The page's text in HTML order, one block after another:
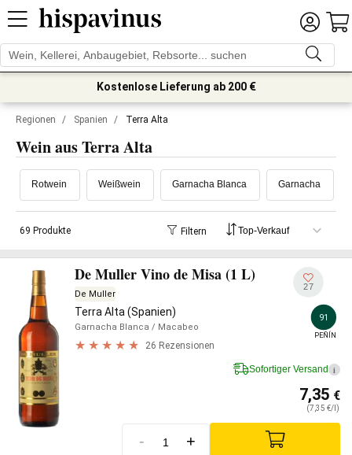
Kostenlose Lieferung ab 200 €
Regionen / Spanien / Terra Alta
Wein aus Terra Alta
Rotwein Weißwein Garnacha Blanca Garnacha
69 Produkte Filtern
De Muller Vino de Misa (1 L)
De Muller
Terra Alta (Spanien)
Garnacha Blanca / Macabeo
26 Rezensionen
27
91
PEÑÍN
Sofortiger Versand i
7,35 €
(7,35 €/l)
- +